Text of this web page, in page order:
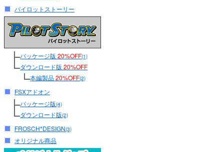
パイロットストーリー
パッケージ版 20%OFF(1)
ダウンロード版 20%OFF
本編製品20%OFF(2)
FSXアドオン
パッケージ版(4)
ダウンロード版(2)
FROSCH*DESIGN(3)
オリジナル商品